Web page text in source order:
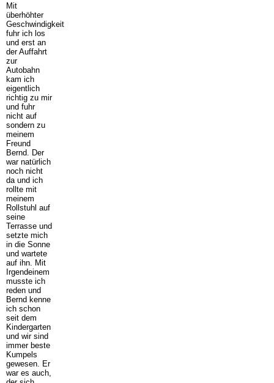
Mit
überhöhter
Geschwindigkeit
fuhr ich los
und erst an
der Auffahrt
zur
Autobahn
kam ich
eigentlich
richtig zu mir
und fuhr
nicht auf
sondern zu
meinem
Freund
Bernd. Der
war natürlich
noch nicht
da und ich
rollte mit
meinem
Rollstuhl auf
seine
Terrasse und
setzte mich
in die Sonne
und wartete
auf ihn. Mit
Irgendeinem
musste ich
reden und
Bernd kenne
ich schon
seit dem
Kindergarten
und wir sind
immer beste
Kumpels
gewesen. Er
war es auch,